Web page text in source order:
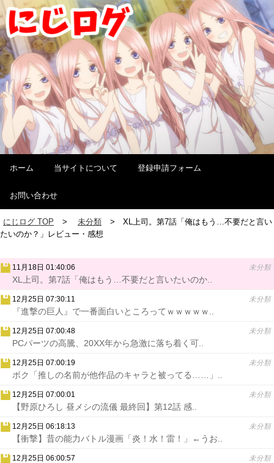
ホーム 当サイトについて 登録申請フォーム
お問い合わせ
にじログ TOP 未分類
XL上司。第7話「俺はもう…不要だと言い
たいのか？」レビュー・感想
11月18日 01:40:06 未分類
XL上司。第7話「俺はもう…不要だと言いたいのか..
12月25日 07:30:11 未分類
『進撃の巨人』で一番面白いところってｗｗｗｗｗ..
12月25日 07:00:48 未分類
PCパーツの高騰、20XX年から急激に落ち着く可..
12月25日 07:00:19 未分類
ボク「推しの名前が他作品のキャラと被ってる……」..
12月25日 07:00:01 未分類
【野原ひろし 昼メシの流儀 最終回】第12話 感..
12月25日 06:18:13 未分類
【衝撃】昔の能力バトル漫画「炎！水！雷！」←うお..
12月25日 06:00:57 未分類